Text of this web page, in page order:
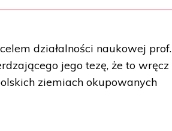
działalności naukowej prof.
jego tezę, że to wręcz
ziemiach okupowanych